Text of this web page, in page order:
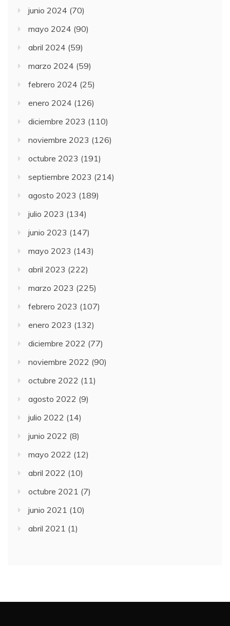
junio 2024 (70)
mayo 2024 (90)
abril 2024 (59)
marzo 2024 (59)
febrero 2024 (25)
enero 2024 (126)
diciembre 2023 (110)
noviembre 2023 (126)
octubre 2023 (191)
septiembre 2023 (214)
agosto 2023 (189)
julio 2023 (134)
junio 2023 (147)
mayo 2023 (143)
abril 2023 (222)
marzo 2023 (225)
febrero 2023 (107)
enero 2023 (132)
diciembre 2022 (77)
noviembre 2022 (90)
octubre 2022 (11)
agosto 2022 (9)
julio 2022 (14)
junio 2022 (8)
mayo 2022 (12)
abril 2022 (10)
octubre 2021 (7)
junio 2021 (10)
abril 2021 (1)